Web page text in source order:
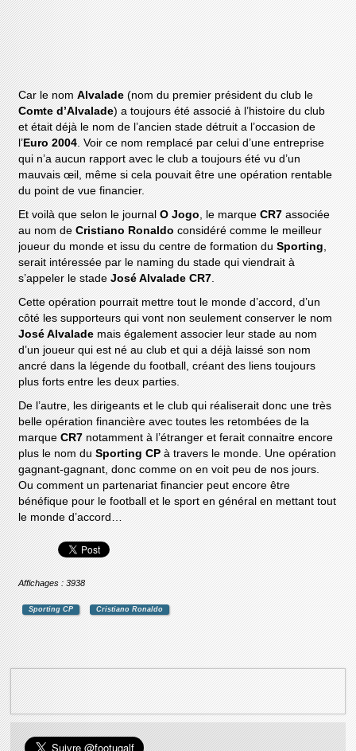
Car le nomAlvalade(nom du premier président du club le
Comte d’Alvalade) a toujours été associé à l’histoire du club
et était déjà le nom de l’ancien stade détruit a l’occasion de
l’Euro 2004 . Voir ce nom remplacé par celui d’une entreprise
qui n’a aucun rapport avec le club a toujours été vu d’un
mauvais œil, même si cela pouvait être une opération rentable
du point de vue financier.
Et voilà que selon le journalO Jogo , le marqueCR7associée
au nom deCristiano Ronaldo considéré comme le meilleur
joueur du monde et issu du centre de formation duSporting
serait intéressée par le naming du stade qui viendrait à
s’appeler le stadeJosé Alvalade CR7
Cette opération pourrait mettre tout le monde d’accord, d’un
côté les supporteurs qui vont non seulement conserver le nom
José Alvalade mais également associer leur stade au nom
d’un joueur qui est né au club et qui a déjà laissé son nom
ancré dans la légende du football, créant des liens toujours
plus forts entre les deux parties.
De l’autre, les dirigeants et le club qui réaliserait donc une très
belle opération financière avec toutes les retombées de la
marqueCR7notamment à l’étranger et ferait connaitre encore
plus le nom duSporting CP à travers le monde. Une opération
gagnant-gagnant, donc comme on en voit peu de nos jours.
Ou comment un partenariat financier peut encore être
bénéfique pour le football et le sport en général en mettant tout
le monde d’accord…
Affichages : 3938
Sporting CP Cristiano Ronaldo